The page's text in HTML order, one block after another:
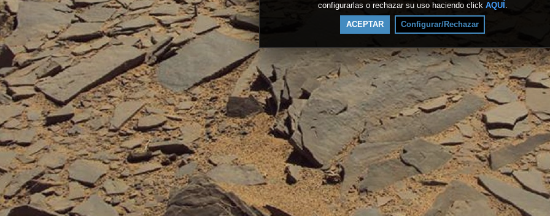
configurarlas o rechazar su uso haciendo click AQUÍ .
ACEPTAR Configurar/Rechazar